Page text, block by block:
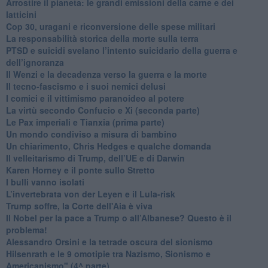
latticini
​Cop 30, uragani e riconversione delle spese militari
La responsabilità storica della morte sulla terra
PTSD e suicidi svelano l’intento suicidario della guerra e
dell’ignoranza
Il Wenzi e la decadenza verso la guerra e la morte
​Il tecno-fascismo e i suoi nemici delusi
​I comici e il vittimismo paranoideo al potere
​La virtù secondo Confucio e Xi (seconda parte)
Le Pax imperiali e Tianxia (prima parte)
Un mondo condiviso a misura di bambino
​Un chiarimento, Chris Hedges e qualche domanda
Il velleitarismo di Trump, dell’UE e di Darwin
​Karen Horney e il ponte sullo Stretto
​I bulli vanno isolati
L’invertebrata von der Leyen e il Lula-risk
Trump soffre, la Corte dell'Aia è viva
​Il Nobel per la pace a Trump o all’Albanese? Questo è il
problema!
​Alessandro Orsini e la tetrade oscura del sionismo
​Hilsenrath e le 9 omotipie tra Nazismo, Sionismo e
Americanismo" (4^ parte)